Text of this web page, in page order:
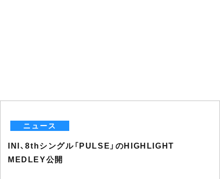
ニュース
INI、8thシングル「PULSE」のHIGHLIGHT
MEDLEY公開